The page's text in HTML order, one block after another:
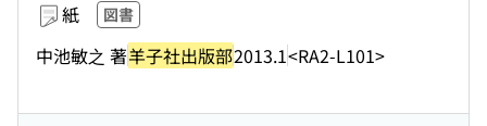
紙 図書
中池敏之 著羊子社出版部2013.1<RA2-L101>